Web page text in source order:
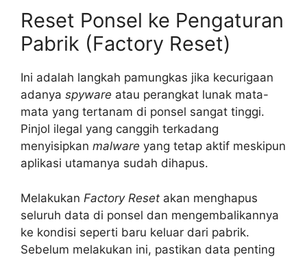
Reset Ponsel ke Pengaturan
Pabrik (Factory Reset)
Ini adalah langkah pamungkas jika kecurigaan
adanya spyware atau perangkat lunak mata-
mata yang tertanam di ponsel sangat tinggi.
Pinjol ilegal yang canggih terkadang
menyisipkan malware yang tetap aktif meskipun
aplikasi utamanya sudah dihapus.
Melakukan Factory Reset akan menghapus
seluruh data di ponsel dan mengembalikannya
ke kondisi seperti baru keluar dari pabrik.
Sebelum melakukan ini, pastikan data penting